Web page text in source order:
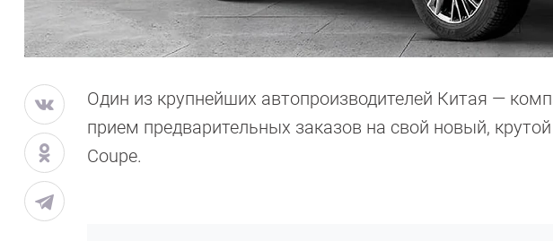
Один из крупнейших автопроизводителей Китая —
прием предварительных заказов на свой новый,
Coupe.